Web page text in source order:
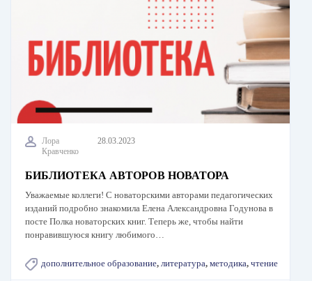
Лора
Кравченко
28.03.2023
БИБЛИОТЕКА АВТОРОВ НОВАТОРА
Уважаемые коллеги! С новаторскими авторами педагогических
изданий подробно знакомила Елена Александровна Годунова в
посте Полка новаторских книг. Теперь же, чтобы найти
понравившуюся книгу любимого…
дополнительное образование, литература, методика, чтение